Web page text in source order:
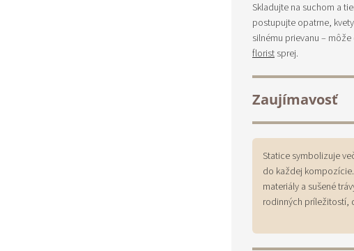
Skladujte na suchom a
postupujte opatrne,
silnému prievanu –
florist sprej.
Zaujímavosť
Statice symbolizuje
do každej
materiály a sušené
rodinných príležitostí,